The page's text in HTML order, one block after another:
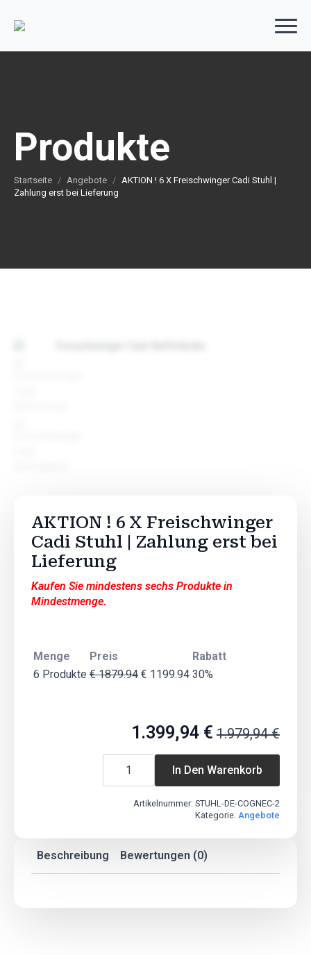
Produkte
Startseite Angebote
AKTION ! 6 X Freischwinger Cadi Stuhl |
Zahlung erst bei Lieferung
AKTION ! 6 X Freischwinger
Cadi Stuhl | Zahlung erst bei
Lieferung
Kaufen Sie mindestens sechs Produkte in
Mindestmenge.
Menge Preis
Rabatt
6 Produkte € 1879.94 € 1199.94 30%
1.979,94€
Ursprünglicher
Preis
war:
1.979,94 €
1.399,94 €
Aktueller
Preis
ist:
1.399,94 €.
AKTION
Freischwinger
|
erst
In Den Warenkorb
Artikelnummer: STUHL-DE-COGNEC-2
Kategorie: Angebote
Beschreibung Bewertungen (0)